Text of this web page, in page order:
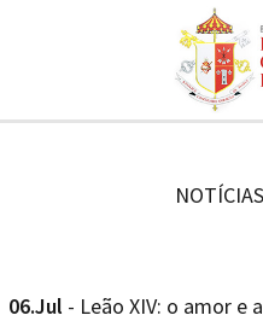
06.Jul - Leão XIV: o amor e